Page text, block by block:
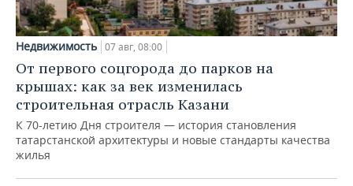
Недвижимость 07 авг, 08:00
От первого соцгорода до парков на
крышах: как за век изменилась
строительная отрасль Казани
К 70-летию Дня строителя — история становления
татарстанской архитектуры и новые стандарты качества
жилья